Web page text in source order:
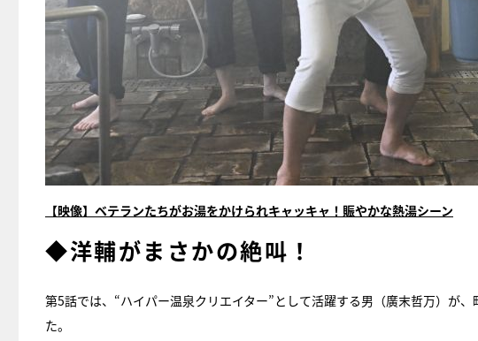
【映像】ベテランたちがお湯をかけられキャッキャ！賑やかな熱湯シーン
◆洋輔がまさかの絶叫！
第5話では、“ハイパー温泉クリエイター”として活躍する男（廣末哲万）が
た。